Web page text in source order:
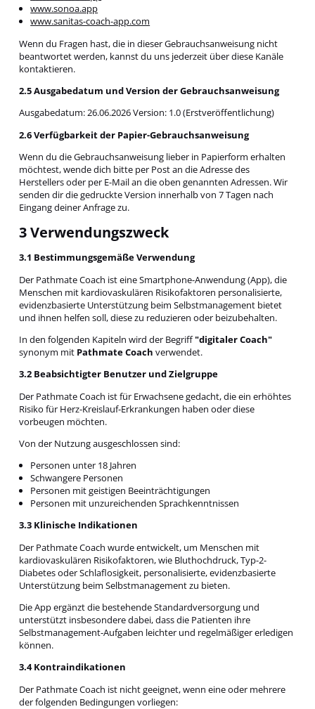
www.sonoa.app
www.sanitas-coach-app.com
Wenn du Fragen hast, die in dieser Gebrauchsanweisung nicht
beantwortet werden, kannst du uns jederzeit über diese Kanäle
kontaktieren.
2.5 Ausgabedatum und Version der Gebrauchsanweisung
Ausgabedatum: 26.06.2026 Version: 1.0 (Erstveröffentlichung)
2.6 Verfügbarkeit der Papier-Gebrauchsanweisung
Wenn du die Gebrauchsanweisung lieber in Papierform erhalten
möchtest, wende dich bitte per Post an die Adresse des
Herstellers oder per E-Mail an die oben genannten Adressen. Wir
senden dir die gedruckte Version innerhalb von 7 Tagen nach
Eingang deiner Anfrage zu.
3 Verwendungszweck
3.1 Bestimmungsgemäße Verwendung
Der Pathmate Coach ist eine Smartphone-Anwendung (App), die
Menschen mit kardiovaskulären Risikofaktoren personalisierte,
evidenzbasierte Unterstützung beim Selbstmanagement bietet
und ihnen helfen soll, diese zu reduzieren oder beizubehalten.
In den folgenden Kapiteln wird der Begriff"digitaler Coach"
synonym mit Pathmate Coach verwendet.
3.2 Beabsichtigter Benutzer und Zielgruppe
Der Pathmate Coach ist für Erwachsene gedacht, die ein erhöhtes
Risiko für Herz-Kreislauf-Erkrankungen haben oder diese
vorbeugen möchten.
Von der Nutzung ausgeschlossen sind:
Personen unter 18 Jahren
Schwangere Personen
Personen mit geistigen Beeinträchtigungen
Personen mit unzureichenden Sprachkenntnissen
3.3 Klinische Indikationen
Der Pathmate Coach wurde entwickelt, um Menschen mit
kardiovaskulären Risikofaktoren, wie Bluthochdruck, Typ-2-
Diabetes oder Schlaflosigkeit, personalisierte, evidenzbasierte
Unterstützung beim Selbstmanagement zu bieten.
Die App ergänzt die bestehende Standardversorgung und
unterstützt insbesondere dabei, dass die Patienten ihre
Selbstmanagement-Aufgaben leichter und regelmäßiger erledigen
können.
3.4 Kontraindikationen
Der Pathmate Coach ist nicht geeignet, wenn eine oder mehrere
der folgenden Bedingungen vorliegen: